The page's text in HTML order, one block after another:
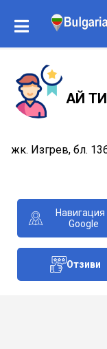
АЙ
жк. Изгрев, бл.
Навигация
Google
Отзиви